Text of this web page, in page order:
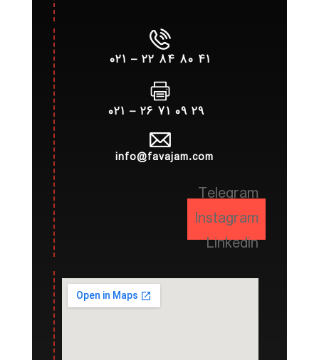
۴۱ ۸۰ ۸۴ ۲۲ – ۰۲۱
۲۹ ۰۹ ۷۱ ۲۶ – ۰۲۱
info@favajam.com
Telegram
Instagram
Linkedin